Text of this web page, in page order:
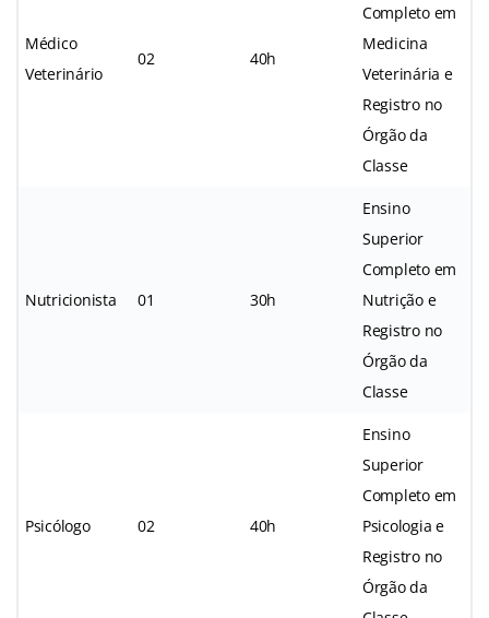
Médico
Veterinário
02 40h
Completo em
Medicina
Veterinária e
Registro no
Órgão da
Classe
Nutricionista 01 30h
Ensino
Superior
Completo em
Nutrição e
Registro no
Órgão da
Classe
Psicólogo 02 40h
Ensino
Superior
Completo em
Psicologia e
Registro no
Órgão da